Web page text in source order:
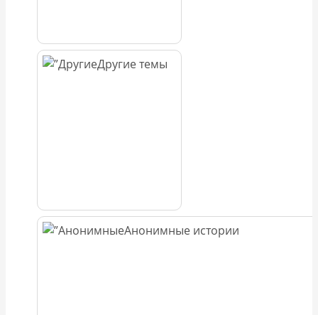
Другие темы
Анонимные истории